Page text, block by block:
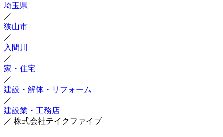
埼玉県
／
狭山市
／
入間川
／
家・住宅
／
建設・解体・リフォーム
／
建設業・工務店
／ 株式会社テイクファイブ